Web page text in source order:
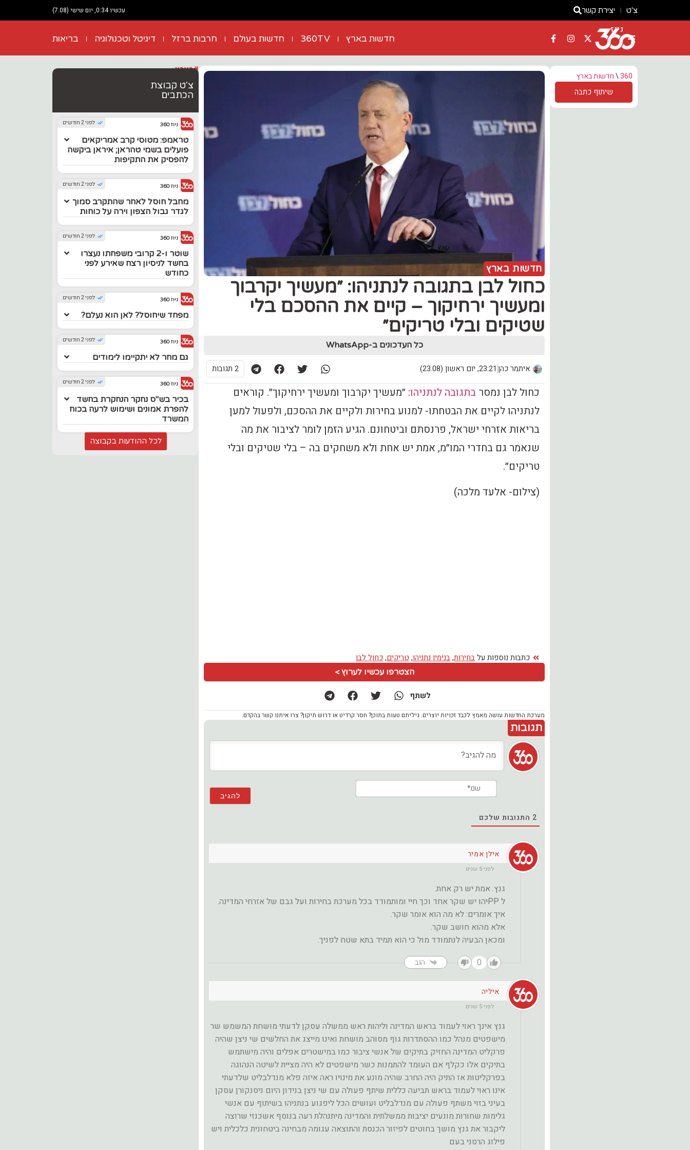
צ'ט יצירת קשר עכשיו 0:34, יום שישי (7.08)
ניוז
חדשות בארץ 360TV חדשות בעולם חרבות ברזל דיגיטל וטכנולוגיה בריאות
360
\חדשות בארץ
שיתוף כתבה
חדשות בארץ
כחול לבן בתגובה לנתניהו: ״מעשיך יקרבוך
ומעשיך ירחיקוך – קיים את ההסכם בלי
שטיקים ובלי טריקים״
כל העדכונים ב-WhatsApp
איתמר כהן 23:21, יום ראשון (23.08) 2 תגובות
כחול לבן נמסר בתגובה לנתניהו: ״מעשיך יקרבוך ומעשיך ירחיקוך״. קוראים
לנתניהו לקיים את הבטחתו- למנוע בחירות ולקיים את ההסכם, ולפעול למען
בריאות אזרחי ישראל, פרנסתם וביטחונם. הגיע הזמן לומר לציבור את מה
שנאמר גם בחדרי המו״מ, אמת יש אחת ולא משחקים בה – בלי שטיקים ובלי
טריקים״.
(צילום- אלעד מלכה)
כתבות נוספות עלבחירות,בנימין נתניהו, טריקים, כחול לבן
הצטרפו עכשיו לערוץ >
לשתף
מערכת החדשות עושה מאמץ לכבד זכויות יוצרים. גיליתם טעות בתוכן? חסר קרדיט או דרוש תיקון? צרו איתנו קשר בהקדם.
תגובות
2 התגובות שלכם
אילן אמיר
לפני 5 שנים
גנץ. אמת יש רק אחת.
ל PPיהו יש שקר אחד וכך חיי ומותמודד בכל מערכת בחירות ועל גבם של אזרחי המדינה.
איך אומרים: לא מה הוא אומר שקר.
אלא מהוא חושב שקר.
ומכאן הבעיה לנתמודד מול כי הוא תמיד בתא שטח לפניך.
0
הגב
איליה
לפני 5 שנים
גנץ אינך ראוי לעמוד בראש המדינה וליהות ראש ממשלה עסקן לדעתי מושחת המשמש שר
מישפטים מנהל כמו ההסתדרות גוף מסוהב מושחת ואינו מייצג את החלשים שי ניצן שהיה
פרקליט המדינה החזיק בתיקים של אנשי ציבור כמו במישטרים אפלים והיה מישתמש
בתיקים אלו כקלף אם העומד להתמנות כשר מישפטים לא היה מציית לשיטה הנהוגה
בפרקליטות אז התיק היה החרב שהיה מונע את מינויו ראה איזה פלא מנדלבליט שלדעתי
אינו ראוי לעמוד בראש תביעה כללית שיתף פעולה עם שי ניצן בנידון היום ניסנקורן עסקן
בעיני בזוי משתף פעולה עם מנדלבליט ועושים הכל ליפגוע בנתניהו בשיתוף עם אנשי
גלימות שחורות מונעים יציבות ממשלתית והמדינה מיתנהלת רעה בנוסף אשכנזי שרוצה
ליקבור את גנץ מושך בחוטים לפיזור הכנסת והתוצאה עגומה מבחינה ביטחונית כלכלית ויש
פילוג הרסני בעם
#בארץ
צ'ט קבוצת
הכתבים
לפני 2 חודשים ניוז 360
טראמפ: מטוסי קרב אמריקאים
פועלים בשמי טהראן; איראן ביקשה
להפסיק את התקיפות
לפני 2 חודשים ניוז 360
מחבל חוסל לאחר שהתקרב סמוך
לגדר גבול הצפון וירה על כוחות
לפני 2 חודשים ניוז 360
שוטר ו-2 קרובי משפחתו נעצרו
בחשד לניסיון רצח שאירע לפני
כחודש
לפני 2 חודשים ניוז 360
מפחד שיחוסל? לאן הוא נעלם?
לפני 2 חודשים ניוז 360
גם מחר לא יתקיימו לימודים
לפני 2 חודשים ניוז 360
בכיר בש"ס נחקר הנחקרת בחשד
להפרת אמונים ושימוש לרעה בכוח
המשרד
לכל ההודעות בקבוצה